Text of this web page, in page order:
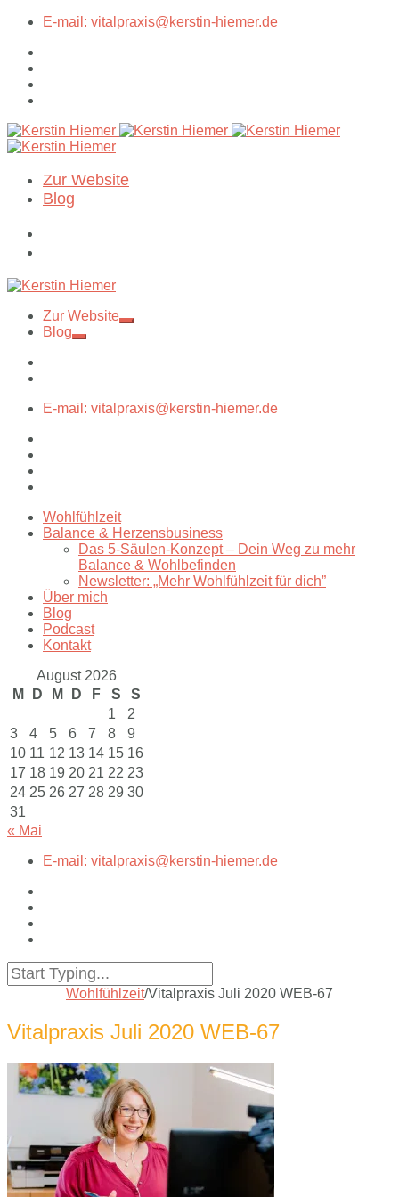
E-mail: vitalpraxis@kerstin-hiemer.de
Zur Website
Blog
Zur Website
Blog
E-mail: vitalpraxis@kerstin-hiemer.de
Wohlfühlzeit
Balance & Herzensbusiness
Das 5-Säulen-Konzept – Dein Weg zu mehr
Balance & Wohlbefinden
Newsletter: „Mehr Wohlfühlzeit für dich”
Über mich
Blog
Podcast
Kontakt
August 2026
M
D M D F S
S
1
2
3
4 5 6 7 8
9
10 11 12 13 14 15 16
17 18 19 20 21 22 23
24 25 26 27 28 29 30
31
« Mai
E-mail: vitalpraxis@kerstin-hiemer.de
Wohlfühlzeit/Vitalpraxis Juli 2020 WEB-67
Vitalpraxis Juli 2020 WEB-67